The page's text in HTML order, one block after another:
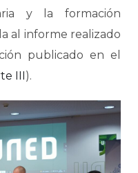
y la formación
al informe realizado
publicado en el
III).